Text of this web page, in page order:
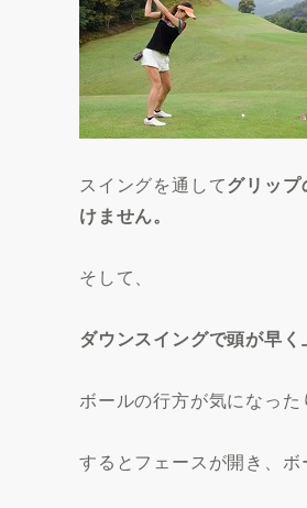
スイングを通してグリッ
けません。
そして、
ダウンスイングで頭が早
ボールの行方が気になっ
するとフェースが開き、ボ